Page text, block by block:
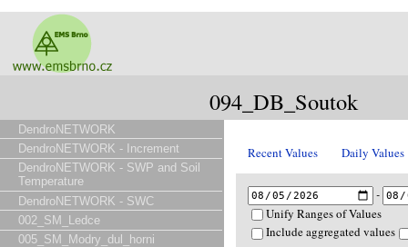
094_DB_Soutok
DendroNETWORK
DendroNETWORK - Increment
DendroNETWORK - SWP and Soil
Temperature
DendroNETWORK - SWC
002_SM_Ledce
005_SM_Modry_dul_horni
Recent Values Daily Values
-
Unify Ranges of Values
Include aggregated values